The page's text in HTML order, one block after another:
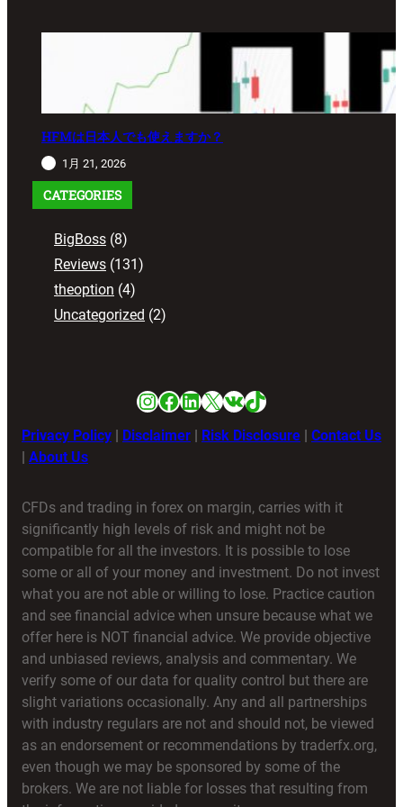
HFMは日本人でも使えますか？
1月 21, 2026
CATEGORIES
BigBoss (8)
Reviews (131)
theoption (4)
Uncategorized (2)
Instagram
Facebook
LinkedIn
X VKTikTok
Privacy Policy | Disclaimer | Risk Disclosure | Contact Us
| About Us
CFDs and trading in forex on margin, carries with it
significantly high levels of risk and might not be
compatible for all the investors. It is possible to lose
some or all of your money and investment. Do not invest
what you are not able or willing to lose. Practice caution
and see financial advice when unsure because what we
offer here is NOT financial advice. We provide objective
and unbiased reviews, analysis and commentary. We
verify some of our data for quality control but there are
slight variations occasionally. Any and all partnerships
with industry regulars are not and should not, be viewed
as an endorsement or recommendations by traderfx.org,
even though we may be sponsored by some of the
brokers. We are not liable for losses that resulting from